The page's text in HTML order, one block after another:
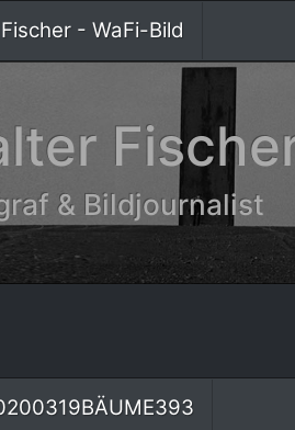
- WaFi-Bild
& Bildjournalist